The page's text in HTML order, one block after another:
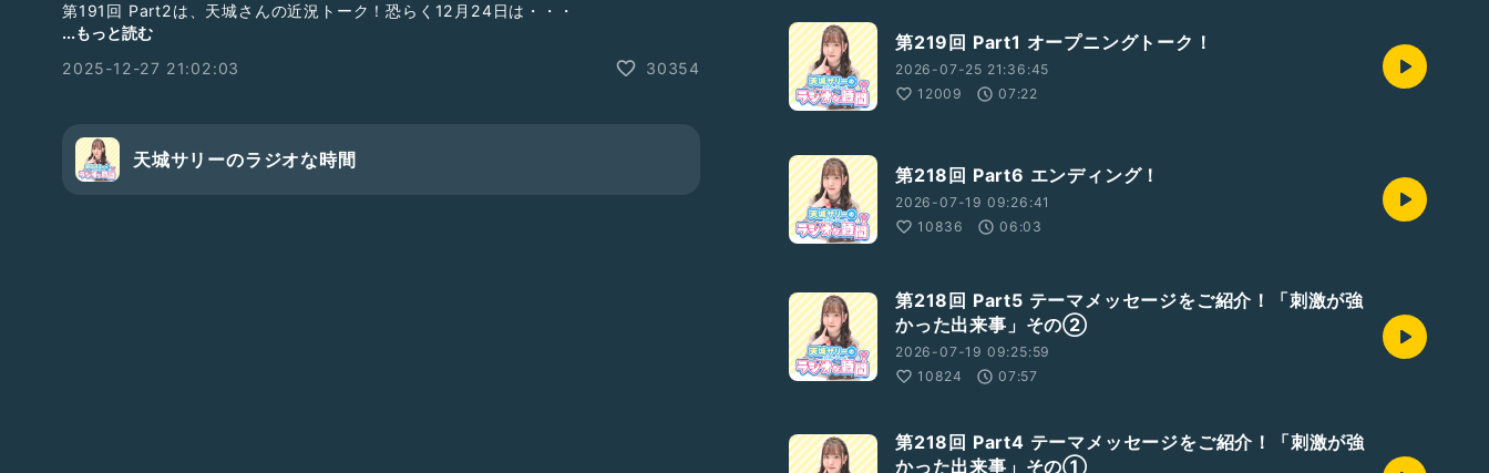
第191回 Part2は、天城さんの近況トーク！恐らく12月24日は・・・
合い下さいね。
Radiotalkの番組ページからご入会ください！
#ナナニジ
...もっと読む
2025-12-27 21:02:03
30354
天城サリーのラジオな時間
第219回 Part1 オープニングトーク！
2026-07-25 21:36:45
12009
07:22
第218回 Part6 エンディング！
2026-07-19 09:26:41
10836
06:03
第218回 Part5 テーマメッセージをご紹介！「刺激が強
かった出来事」その②
2026-07-19 09:25:59
10824
07:57
第218回 Part4 テーマメッセージをご紹介！「刺激が強
かった出来事」その①